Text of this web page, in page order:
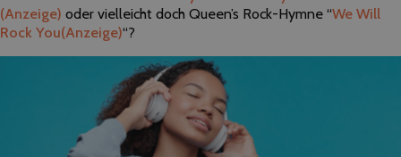
(Anzeige) oder vielleicht doch Queen’s Rock-Hymne “We Will
Rock You(Anzeige)“?